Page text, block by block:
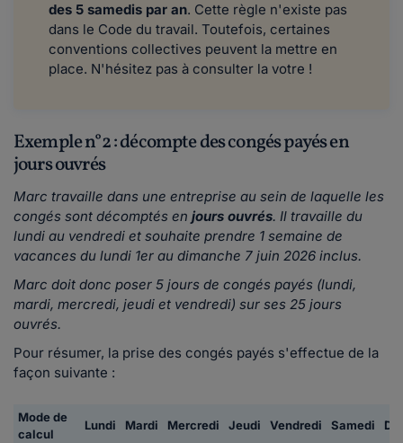
des 5 samedis par an. Cette règle n'existe pas
dans le Code du travail. Toutefois, certaines
conventions collectives peuvent la mettre en
place. N'hésitez pas à consulter la votre !
Exemple n°2 : décompte des congés payés en
jours ouvrés
Marc travaille dans une entreprise au sein de laquelle les
congés sont décomptés en jours ouvrés. Il travaille du
lundi au vendredi et souhaite prendre 1 semaine de
vacances du lundi 1er au dimanche 7 juin 2026 inclus.
Marc doit donc poser 5 jours de congés payés (lundi,
mardi, mercredi, jeudi et vendredi) sur ses 25 jours
ouvrés.
Pour résumer, la prise des congés payés s'effectue de la
façon suivante :
Mode de
calcul
Lundi Mardi Mercredi Jeudi Vendredi Samedi